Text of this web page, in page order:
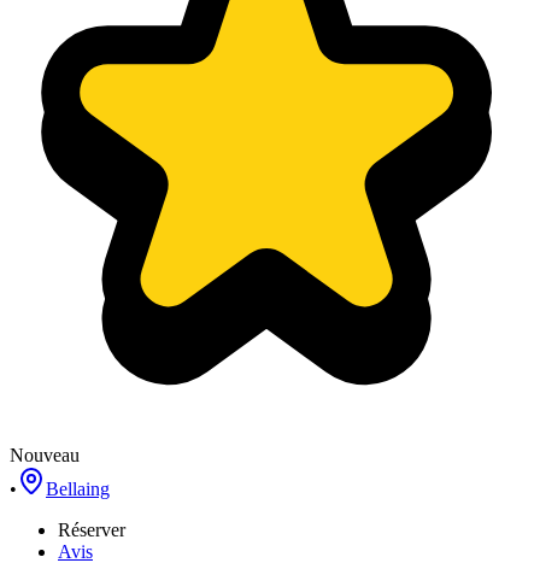
Nouveau
•
Bellaing
Réserver
Avis